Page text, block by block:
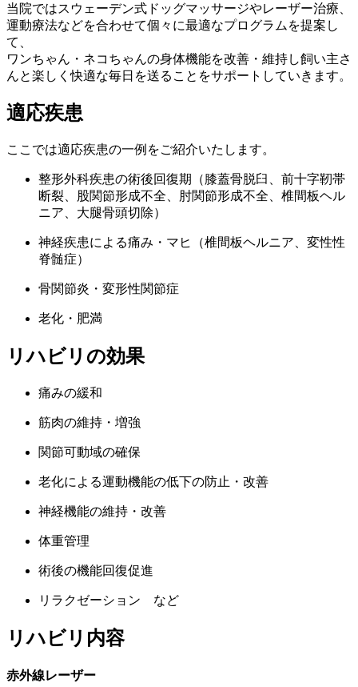
当院ではスウェーデン式ドッグマッサージやレーザー治療、
運動療法などを合わせて個々に最適なプログラムを提案し
て、
ワンちゃん・ネコちゃんの身体機能を改善・維持し飼い主さ
んと楽しく快適な毎日を送ることをサポートしていきます。
適応疾患
ここでは適応疾患の一例をご紹介いたします。
整形外科疾患の術後回復期（膝蓋骨脱臼、前十字靭帯
断裂、股関節形成不全、肘関節形成不全、椎間板ヘル
ニア、大腿骨頭切除）
神経疾患による痛み・マヒ（椎間板ヘルニア、変性性
脊髄症）
骨関節炎・変形性関節症
老化・肥満
リハビリの効果
痛みの緩和
筋肉の維持・増強
関節可動域の確保
老化による運動機能の低下の防止・改善
神経機能の維持・改善
体重管理
術後の機能回復促進
​リラクゼーション など
リハビリ内容
赤外線レーザー